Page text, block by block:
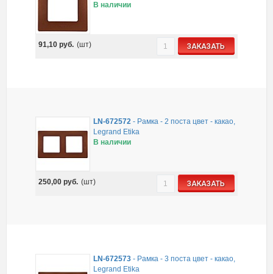
В наличии
91,10руб. (шт) ЗАКАЗАТЬ
LN-672572 - Рамка - 2 поста цвет - какао,
Legrand Etika
В наличии
250,00руб. (шт) ЗАКАЗАТЬ
LN-672573 - Рамка - 3 поста цвет - какао,
Legrand Etika